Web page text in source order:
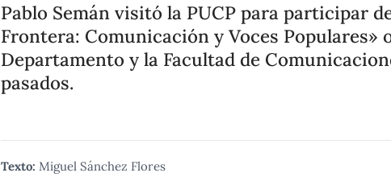
Pablo Semán visitó la PUCP para participar
Frontera: Comunicación y Voces Populares»
Departamento y la Facultad de
pasados.
Texto: Miguel Sánchez Flores